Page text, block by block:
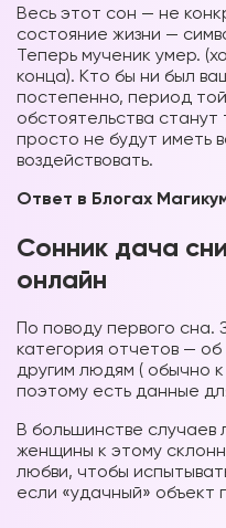
Весь этот сон — не
состояние жизни —
Теперь мученик умер.
конца). Кто бы ни был
постепенно, период
обстоятельства
просто не будут иметь
воздействовать.
Ответ в Блогах
Сонник дача
онлайн
По поводу первого сна.
категория отчетов —
другим людям ( обычно
поэтому есть данные
В большинстве случаев
женщины к этому
любви, чтобы
если «удачный» объект